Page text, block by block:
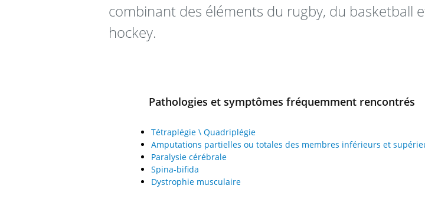
combinant des éléments du rugby, du basketball
hockey.
Pathologies et symptômes fréquemment rencontrés
Tétraplégie \ Quadriplégie
Amputations partielles ou totales des membres inférieurs et
Paralysie cérébrale
Spina-bifida
Dystrophie musculaire